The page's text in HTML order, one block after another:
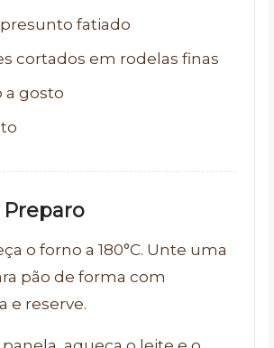
fatiado
cortados em rodelas finas
a gosto
o forno a 180°C. Unte uma
pão de forma com
e reserve.